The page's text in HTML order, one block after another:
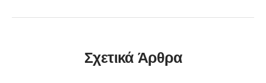
Σχετικά Άρθρα